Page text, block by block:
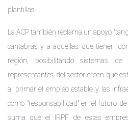
plantillas.
La ACP también reclama un apoyo
cántabras y a aquellas que tienen
región, posibilitando sistemas de
representantes del sector creen que
al primar el empleo estable y las
como "responsabilidad" en el futuro
suma que el IRPF de estas